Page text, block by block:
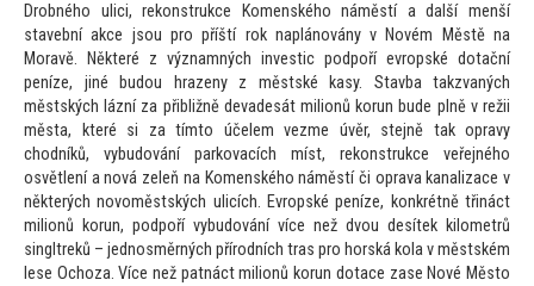
Drobného ulici, rekonstrukce Komenského náměstí a další menší
stavební akce jsou pro příští rok naplánovány v Novém Městě na
Moravě. Některé z významných investic podpoří evropské dotační
peníze, jiné budou hrazeny z městské kasy. Stavba takzvaných
městských lázní za přibližně devadesát milionů korun bude plně v režii
města, které si za tímto účelem vezme úvěr, stejně tak opravy
chodníků, vybudování parkovacích míst, rekonstrukce veřejného
osvětlení a nová zeleň na Komenského náměstí či oprava kanalizace v
některých novoměstských ulicích. Evropské peníze, konkrétně třináct
milionů korun, podpoří vybudování více než dvou desítek kilometrů
singltreků – jednosměrných přírodních tras pro horská kola v městském
lese Ochoza. Více než patnáct milionů korun dotace zase Nové Město